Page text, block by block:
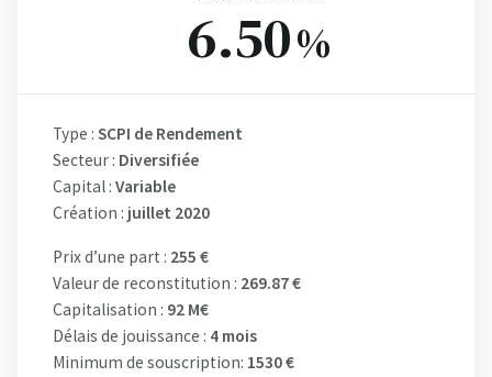
6.50%
Type : SCPI de Rendement
Secteur : Diversifiée
Capital : Variable
Création : juillet 2020
Prix d’une part : 255 €
Valeur de reconstitution : 269.87 €
Capitalisation : 92 M€
Délais de jouissance : 4 mois
Minimum de souscription: 1530 €